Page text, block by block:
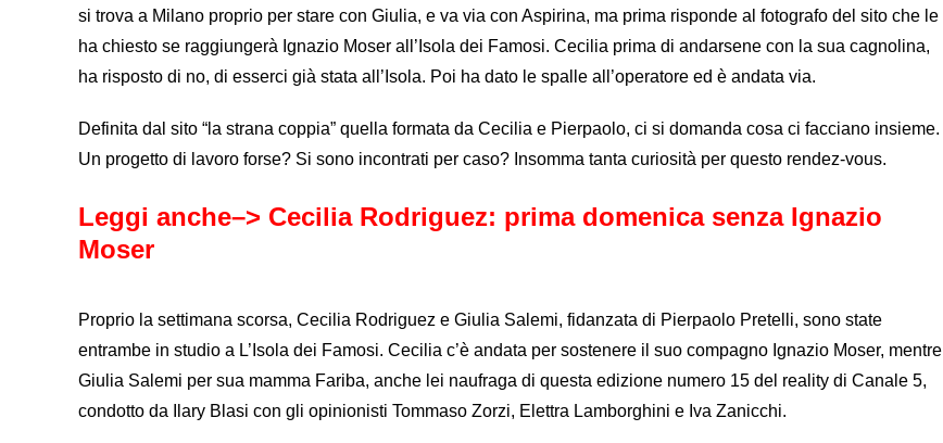
si trova a Milano proprio per stare con Giulia, e va via con Aspirina, ma prima risponde al fotografo del sito che le
ha chiesto se raggiungerà Ignazio Moser all’Isola dei Famosi. Cecilia prima di andarsene con la sua cagnolina,
ha risposto di no, di esserci già stata all’Isola. Poi ha dato le spalle all’operatore ed è andata via.
Definita dal sito “la strana coppia” quella formata da Cecilia e Pierpaolo, ci si domanda cosa ci facciano insieme.
Un progetto di lavoro forse? Si sono incontrati per caso? Insomma tanta curiosità per questo rendez-vous.
Leggi anche–> Cecilia Rodriguez: prima domenica senza Ignazio
Moser
Proprio la settimana scorsa, Cecilia Rodriguez e Giulia Salemi, fidanzata di Pierpaolo Pretelli, sono state
entrambe in studio a L’Isola dei Famosi. Cecilia c’è andata per sostenere il suo compagno Ignazio Moser, mentre
Giulia Salemi per sua mamma Fariba, anche lei naufraga di questa edizione numero 15 del reality di Canale 5,
condotto da Ilary Blasi con gli opinionisti Tommaso Zorzi, Elettra Lamborghini e Iva Zanicchi.